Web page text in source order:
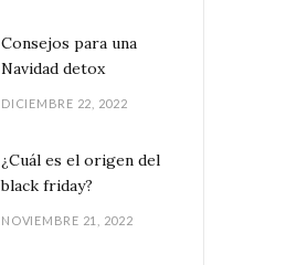
Consejos para una
Navidad detox
DICIEMBRE 22, 2022
¿Cuál es el origen del
black friday?
NOVIEMBRE 21, 2022